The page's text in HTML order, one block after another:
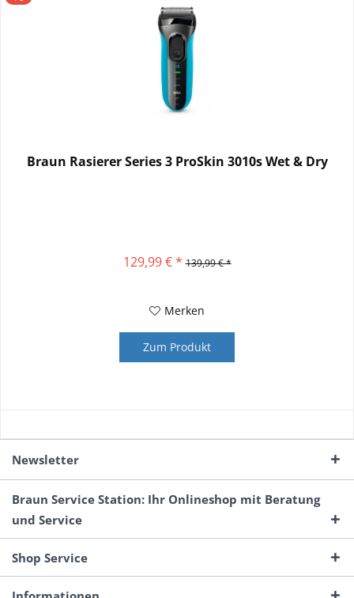
Braun Rasierer Series 3 ProSkin 3010s Wet & Dry
129,99 € * 139,99 € *
Merken
Zum Produkt
Newsletter
Braun Service Station: Ihr Onlineshop mit Beratung
und Service
Shop Service